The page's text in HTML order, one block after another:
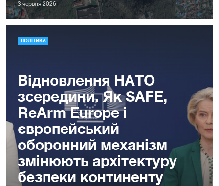
3 червня 2026
ПОЛІТИКА
Відновлення НАТО
зсередини. Як SAFE,
ReArm Europe і
європейський
оборонний механізм
змінюють архітектуру
безпеки континенту